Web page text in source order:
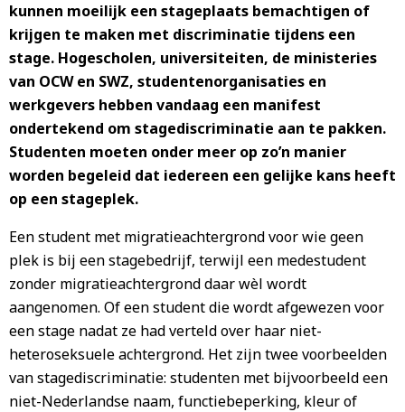
kunnen moeilijk een stageplaats bemachtigen of
krijgen te maken met discriminatie tijdens een
stage. Hogescholen, universiteiten, de ministeries
van OCW en SWZ, studentenorganisaties en
werkgevers hebben vandaag een manifest
ondertekend om stagediscriminatie aan te pakken.
Studenten moeten onder meer op zo’n manier
worden begeleid dat iedereen een gelijke kans heeft
op een stageplek.
Een student met migratieachtergrond voor wie geen
plek is bij een stagebedrijf, terwijl een medestudent
zonder migratieachtergrond daar wèl wordt
aangenomen. Of een student die wordt afgewezen voor
een stage nadat ze had verteld over haar niet-
heteroseksuele achtergrond. Het zijn twee voorbeelden
van stagediscriminatie: studenten met bijvoorbeeld een
niet-Nederlandse naam, functiebeperking, kleur of